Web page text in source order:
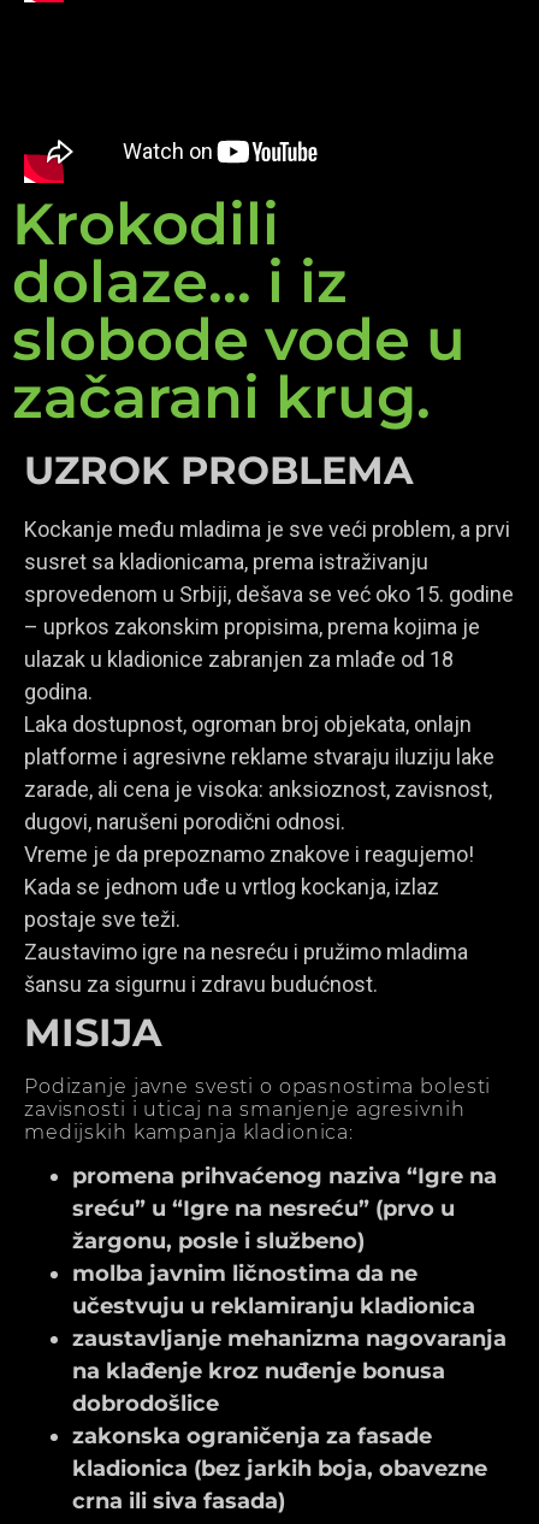
Krokodili
dolaze... i iz
slobode vode u
začarani krug.
UZROK PROBLEMA
Kockanje među mladima je sve veći problem, a prvi
susret sa kladionicama, prema istraživanju
sprovedenom u Srbiji, dešava se već oko 15. godine
– uprkos zakonskim propisima, prema kojima je
ulazak u kladionice zabranjen za mlađe od 18
godina.
Laka dostupnost, ogroman broj objekata, onlajn
platforme i agresivne reklame stvaraju iluziju lake
zarade, ali cena je visoka: anksioznost, zavisnost,
dugovi, narušeni porodični odnosi.
Vreme je da prepoznamo znakove i reagujemo!
Kada se jednom uđe u vrtlog kockanja, izlaz
postaje sve teži.
Zaustavimo igre na nesreću i pružimo mladima
šansu za sigurnu i zdravu budućnost.
MISIJA
Podizanje javne svesti o opasnostima bolesti
zavisnosti i uticaj na smanjenje agresivnih
medijskih kampanja kladionica:
promena prihvaćenog naziva “Igre na
sreću” u “Igre na nesreću” (prvo u
žargonu, posle i službeno)
molba javnim ličnostima da ne
učestvuju u reklamiranju kladionica
zaustavljanje mehanizma nagovaranja
na klađenje kroz nuđenje bonusa
dobrodošlice
zakonska ograničenja za fasade
kladionica (bez jarkih boja, obavezne
crna ili siva fasada)